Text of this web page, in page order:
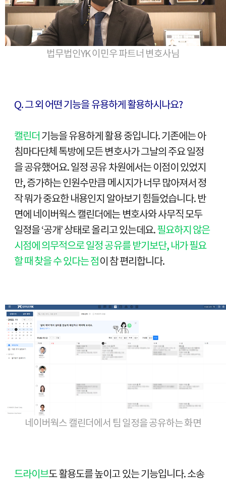
법무법인YK 이민우 파트너 변호사님
Q. 그 외 어떤 기능을 유용하게 활용하시나요?
캘린더 기능을 유용하게 활용 중입니다. 기존에는 아
침마다단체 톡방에 모든 변호사가 그날의 주요 일정
을 공유했어요. 일정 공유 차원에서는 이점이 있었지
만, 증가하는 인원수만큼 메시지가 너무 많아져서 정
작 뭐가 중요한 내용인지 알아보기 힘들었습니다. 반
면에 네이버웍스 캘린더에는 변호사와 사무직 모두
일정을 ‘공개’ 상태로 올리고 있는데요.필요하지 않은
시점에 의무적으로 일정 공유를 받기보단, 내가 필요
할 때 찾을 수 있다는 점이 참 편리합니다.
네이버웍스 캘린더에서 팀 일정을 공유하는 화면
드라이브도 활용도를 높이고 있는 기능입니다. 소송